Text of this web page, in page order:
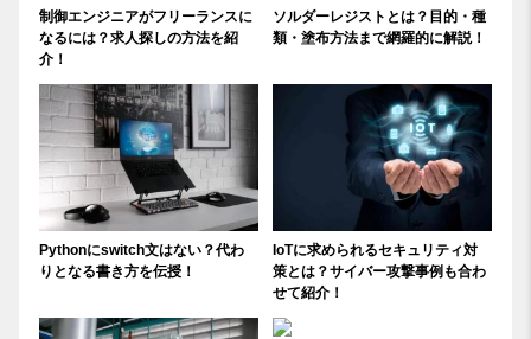
制御エンジニアがフリーランスに
なるには？求人探しの方法を紹
介！
ソルダーレジストとは？目的・種
類・塗布方法まで網羅的に解説！
Pythonにswitch文はない？代わ
りとなる書き方を伝授！
IoTに求められるセキュリティ対
策とは？サイバー攻撃事例も合わ
せて紹介！